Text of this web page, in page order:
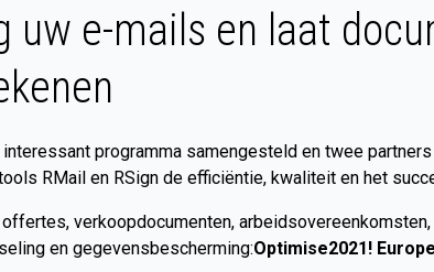
uw e-mails en laat
programma samengesteld en twee
RMail en RSign de efficiëntie, kwaliteit en het
offertes, verkoopdocumenten,
en gegevensbescherming:Optimise2021!